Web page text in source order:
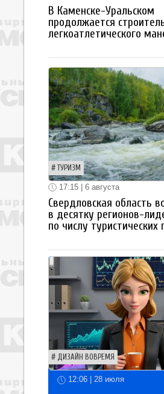
В Каменске-Уральском
продолжается
легкоатлетического
ТУРИЗМ
17:15 | 6 августа
Свердловская область
в десятку регионов-
по числу туристических
ДИЗАЙН ВОВРЕМЯ
12:06 | 28 июля